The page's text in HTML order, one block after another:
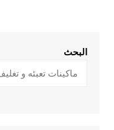
البحث